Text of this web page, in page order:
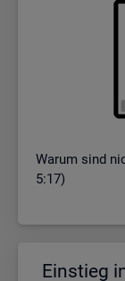
Warum sind
5:17)
Ein­stieg